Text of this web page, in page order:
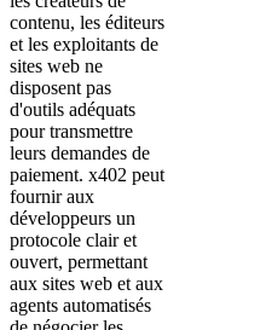
contenu, les éditeurs
et les exploitants de
sites web ne
disposent pas
d'outils adéquats
pour transmettre
leurs demandes de
paiement. x402 peut
fournir aux
développeurs un
protocole clair et
ouvert, permettant
aux sites web et aux
agents automatisés